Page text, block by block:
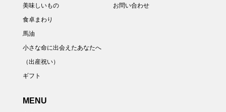
美味しいもの
食卓まわり
馬油
小さな命に出会えたあなたへ
（出産祝い）
ギフト
お問い合わせ
MENU